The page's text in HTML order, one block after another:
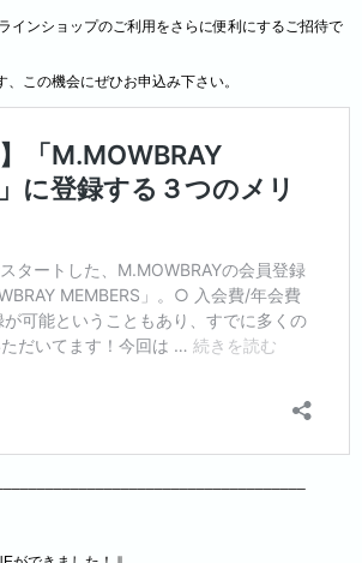
インショップのご利用をさらに便利にするご招待で
この機会にぜひお申込み下さい。